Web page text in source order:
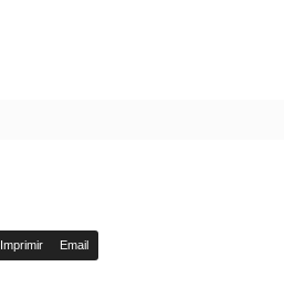
Imprimir Email